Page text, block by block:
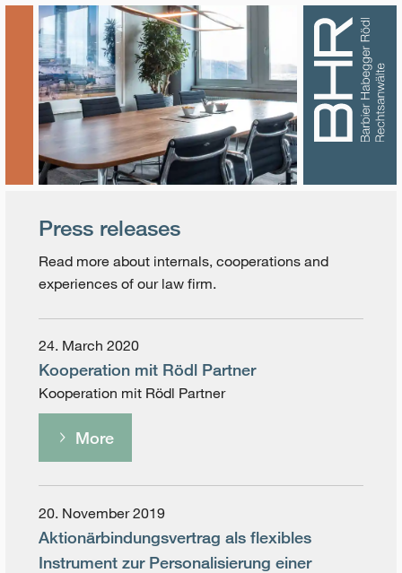
Press releases
Read more about internals, cooperations and
experiences of our law firm.
24. March 2020
Kooperation mit Rödl Partner
Kooperation mit Rödl Partner
More
20. November 2019
Aktionärbindungsvertrag als flexibles
Instrument zur Personalisierung einer